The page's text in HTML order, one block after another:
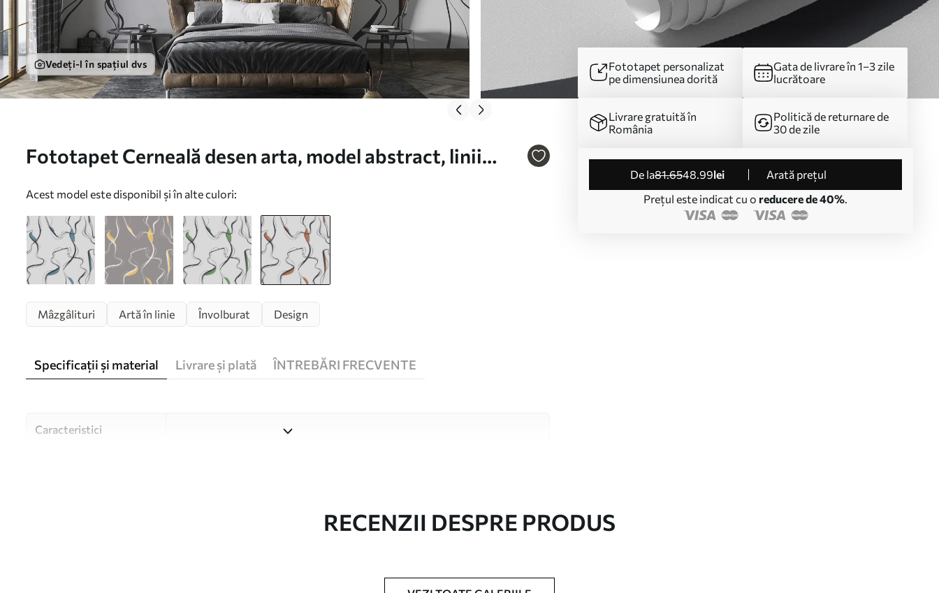
Vedeți-l în spațiul dvs
Fototapet Cerneală desen arta, model abstract, linii
Acest model este disponibil și în alte culori:
Fototapet personalizat
pe dimensiunea dorită
Gata de livrare în 1–3 zile
lucrătoare
Livrare gratuită în
România
Politică de returnare de
30 de zile
de la81.6548.99lei
Arată prețul
Prețul este indicat cu o reducere de 40%.
Mâzgâlituri Artă în linie Învolburat Design
Specificații și material Livrare și plată ÎNTREBĂRI FRECVENTE
Caracteristici
RECENZII DESPRE PRODUS